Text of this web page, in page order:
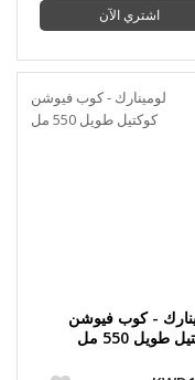
اشتري الآن
لومينارك - كوب فيوشن
طويل 550 مل